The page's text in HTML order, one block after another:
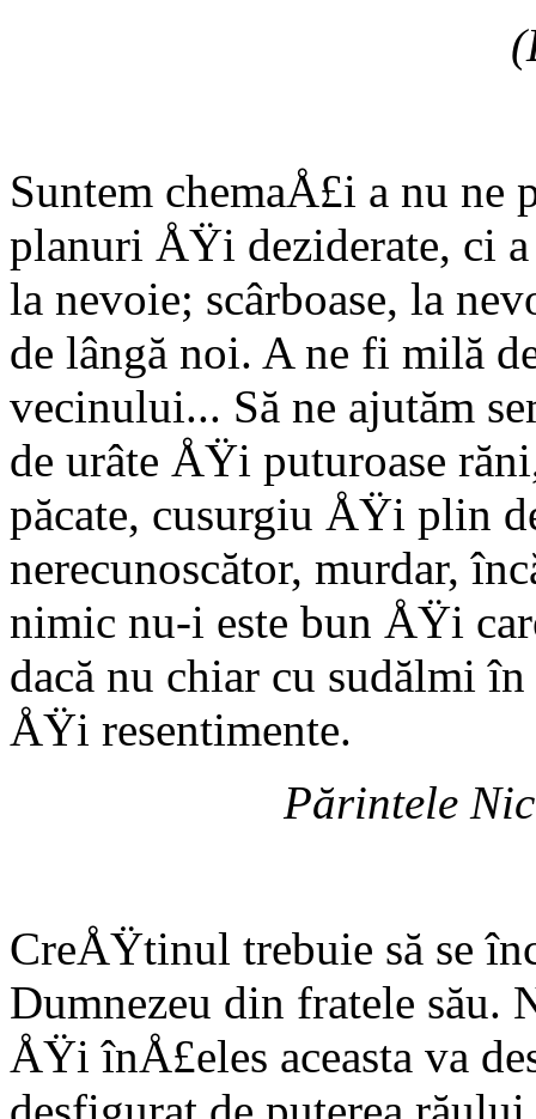
Suntem chemaÅ£i a nu
planuri ÅŸi deziderate, ci
la nevoie; scârboase, la
de lângă noi. A ne fi milă
vecinului... Să ne ajutăm
de urâte ÅŸi puturoase
păcate, cusurgiu ÅŸi plin
nerecunoscător, murdar,
nimic nu-i este bun ÅŸi
dacă nu chiar cu sudălmi
ÅŸi resentimente.
Părintele
CreÅŸtinul trebuie să se
Dumnezeu din fratele său.
ÅŸi înÅ£eles aceasta va